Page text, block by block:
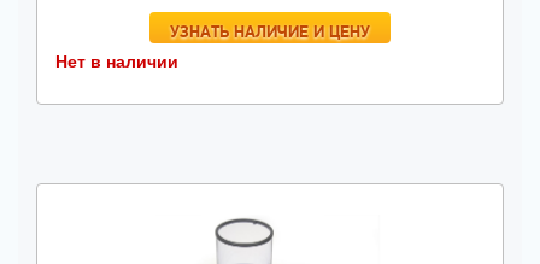
УЗНАТЬ НАЛИЧИЕ И ЦЕНУ
Нет в наличии